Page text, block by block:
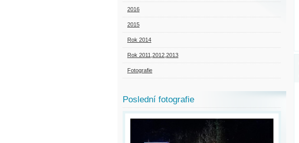
2016
2015
Rok 2014
Rok 2011,2012,2013
Fotografie
Poslední fotografie